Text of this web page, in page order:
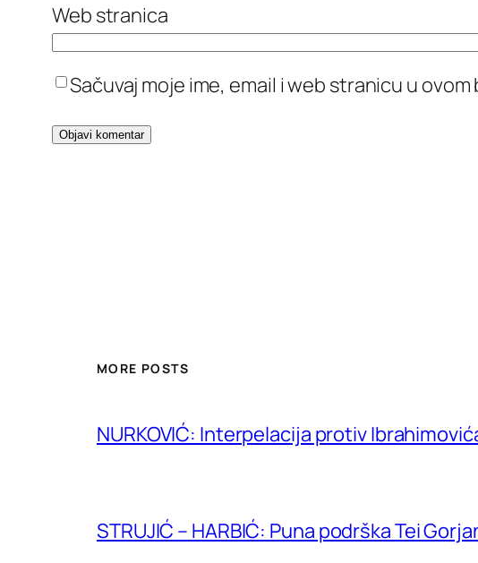
Web stranica
Sačuvaj moje ime, email i web stranicu u
MORE POSTS
NURKOVIĆ: Interpelacija protiv
STRUJIĆ – HARBIĆ: Puna podrška Tei